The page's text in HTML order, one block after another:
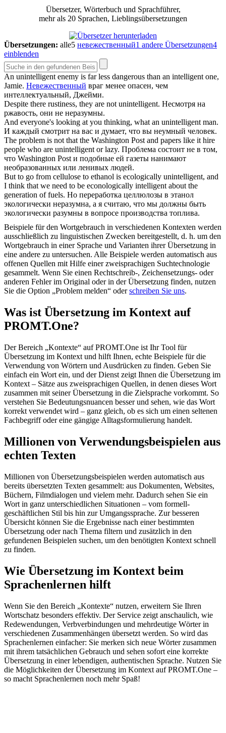
Übersetzer, Wörterbuch und Sprachführer,
mehr als 20 Sprachen, Lieblingsübersetzungen
Übersetzungen: alle5 невежественный1 andere Übersetzungen4
einblenden
An unintelligentenemy is far less dangerous than an intelligent one,
Jamie. Невежественный враг менее опасен, чем
интеллектуальный, Джейми.
Despite there rustiness, they are notunintelligent. Несмотря на
ржавость, они не неразумны.
And everyone's looking at you thinking, what an unintelligentman.
И каждый смотрит на вас и думает, что вы неумный человек.
The problem is not that the Washington Post and papers like it hire
people who are unintelligentor lazy. Проблема состоит не в том,
что Washington Post и подобные ей газеты нанимают
необразованных или ленивых людей.
But to go from cellulose to ethanol is ecologically unintelligent, and
I think that we need to be econologically intelligent about the
generation of fuels. Но переработка целлюлозы в этанол
экологически неразумна, а я считаю, что мы должны быть
экологически разумны в вопросе производства топлива.
Beispiele für den Wortgebrauch in verschiedenen Kontexten werden
ausschließlich zu linguistischen Zwecken bereitgestellt, d. h. um den
Wortgebrauch in einer Sprache und Varianten ihrer Übersetzung in
eine andere zu untersuchen. Alle Beispiele werden automatisch aus
offenen Quellen mit Hilfe einer zweisprachigen Suchtechnologie
gesammelt. Wenn Sie einen Rechtschreib-, Zeichensetzungs- oder
anderen Fehler im Original oder in der Übersetzung finden, nutzen
Sie die Option „Problem melden“ oderschreiben Sie uns.
Was ist Übersetzung im Kontext auf
PROMT.One?
Der Bereich „Kontexte“ auf PROMT.One ist Ihr Tool für
Übersetzung im Kontext und hilft Ihnen, echte Beispiele für die
Verwendung von Wörtern und Ausdrücken zu finden. Geben Sie
einfach ein Wort ein, und der Dienst zeigt Ihnen die Übersetzung im
Kontext – Sätze aus zweisprachigen Quellen, in denen dieses Wort
zusammen mit seiner Übersetzung in die Zielsprache vorkommt. So
verstehen Sie Bedeutungsnuancen besser und sehen, wie das Wort
korrekt verwendet wird – ganz gleich, ob es sich um einen seltenen
Fachbegriff oder eine gängige Alltagsformulierung handelt.
Millionen von Verwendungsbeispielen aus
echten Texten
Millionen von Übersetzungsbeispielen werden automatisch aus
bereits übersetzten Texten gesammelt: aus Dokumenten, Websites,
Büchern, Filmdialogen und vielem mehr. Dadurch sehen Sie ein
Wort in ganz unterschiedlichen Situationen – vom formell-
geschäftlichen Stil bis hin zur Umgangssprache. Zur besseren
Übersicht können Sie die Ergebnisse nach einer bestimmten
Übersetzung oder nach Thema filtern und zusätzlich in den
gefundenen Beispielen suchen, um den benötigten Kontext schnell
zu finden.
Wie Übersetzung im Kontext beim
Sprachenlernen hilft
Wenn Sie den Bereich „Kontexte“ nutzen, erweitern Sie Ihren
Wortschatz besonders effektiv. Der Service zeigt anschaulich, wie
Redewendungen, Verbverbindungen und mehrdeutige Wörter in
verschiedenen Zusammenhängen übersetzt werden. So wird das
Sprachenlernen einfacher: Sie merken sich neue Wörter zusammen
mit ihrem tatsächlichen Gebrauch und sehen sofort eine korrekte
Übersetzung in einer lebendigen, authentischen Sprache. Nutzen Sie
die Möglichkeiten der Übersetzung im Kontext auf PROMT.One –
so macht Sprachenlernen noch mehr Spaß!